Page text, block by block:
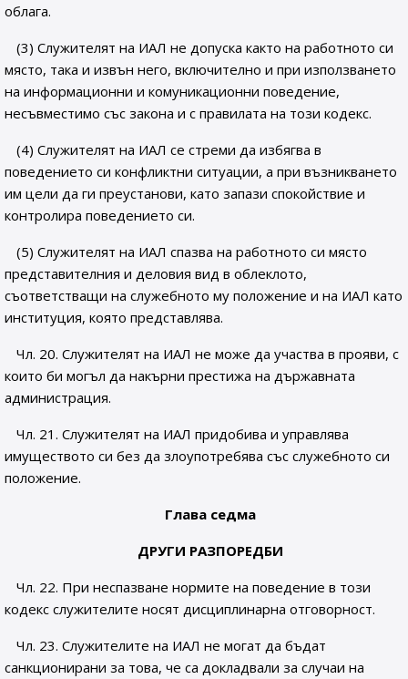
облага.
(3) Служителят на ИАЛ не допуска както на работното си
място, така и извън него, включително и при използването
на информационни и комуникационни поведение,
несъвместимо със закона и с правилата на този кодекс.
(4) Служителят на ИАЛ се стреми да избягва в
поведението си конфликтни ситуации, а при възникването
им цели да ги преустанови, като запази спокойствие и
контролира поведението си.
(5) Служителят на ИАЛ спазва на работното си място
представителния и деловия вид в облеклото,
съответстващи на служебното му положение и на ИАЛ като
институция, която представлява.
Чл. 20. Служителят на ИАЛ не може да участва в прояви, с
които би могъл да накърни престижа на държавната
администрация.
Чл. 21. Служителят на ИАЛ придобива и управлява
имуществото си без да злоупотребява със служебното си
положение.
Глава седма
ДРУГИ РАЗПОРЕДБИ
Чл. 22. При неспазване нормите на поведение в този
кодекс служителите носят дисциплинарна отговорност.
Чл. 23. Служителите на ИАЛ не могат да бъдат
санкционирани за това, че са докладвали за случаи на